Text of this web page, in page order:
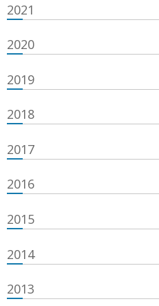
2021
2020
2019
2018
2017
2016
2015
2014
2013